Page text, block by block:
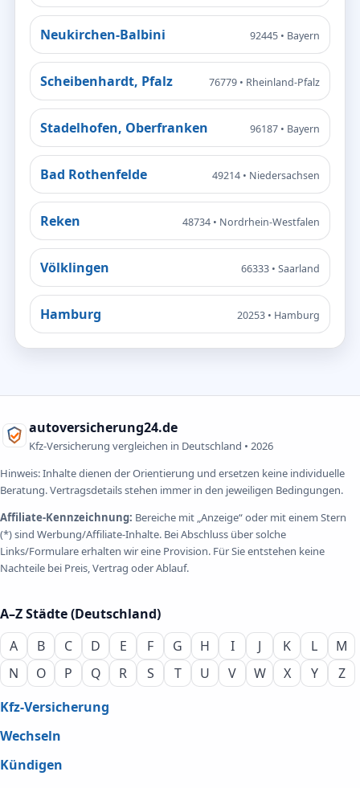
Neukirchen-Balbini 92445 • Bayern
Scheibenhardt, Pfalz 76779 • Rheinland-Pfalz
Stadelhofen, Oberfranken 96187 • Bayern
Bad Rothenfelde 49214 • Niedersachsen
Reken 48734 • Nordrhein-Westfalen
Völklingen 66333 • Saarland
Hamburg 20253 • Hamburg
autoversicherung24.de
Kfz-Versicherung vergleichen in Deutschland • 2026
Hinweis: Inhalte dienen der Orientierung und ersetzen keine individuelle
Beratung. Vertragsdetails stehen immer in den jeweiligen Bedingungen.
Affiliate-Kennzeichnung: Bereiche mit „Anzeige“ oder mit einem Stern
(*) sind Werbung/Affiliate-Inhalte. Bei Abschluss über solche
Links/Formulare erhalten wir eine Provision. Für Sie entstehen keine
Nachteile bei Preis, Vertrag oder Ablauf.
A–Z Städte (Deutschland)
A
B C D E F G H I J K L
M
N
O P Q R S T U V W X Y
Z
Kfz-Versicherung
Wechseln
Kündigen